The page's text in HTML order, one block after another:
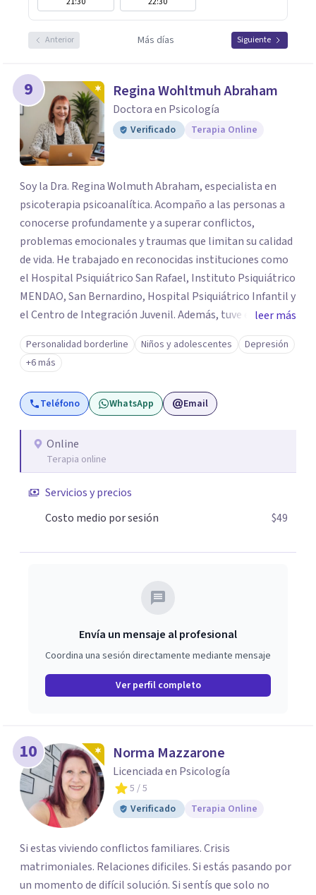
Anterior Más días Siguiente
9 Regina Wohltmuh Abraham
Doctora en Psicología
Verificado Terapia Online
Soy la Dra. Regina Wolmuth Abraham, especialista en
psicoterapia psicoanalítica. Acompaño a las personas a
conocerse profundamente y a superar conflictos,
problemas emocionales y traumas que limitan su calidad
de vida. He trabajado en reconocidas instituciones como
el Hospital Psiquiátrico San Rafael, Instituto Psiquiátrico
MENDAO, San Bernardino, Hospital Psiquiátrico Infantil y
el Centro de Integración Juvenil. Además, tuve el
privilegio de colaborar en comunidades como Olivar del
Conde y Xochimilco, lo que me permitió conocer diversas
realidades y necesidades.
leer más
Personalidad borderline Niños y adolescentes
Depresión
+6 más
Teléfono WhatsApp Email
Online
Terapia online
Servicios y precios
Costo medio por sesión
$49
Envía un mensaje al profesional
Coordina una sesión directamente mediante mensaje
Ver perfil completo
10 Norma Mazzarone
Licenciada en Psicología
5 / 5
Verificado
Terapia Online
Si estas viviendo conflictos familiares. Crisis
matrimoniales. Relaciones dificiles. Si estás pasando por
un momento de difícil solución. Si sentís que solo no